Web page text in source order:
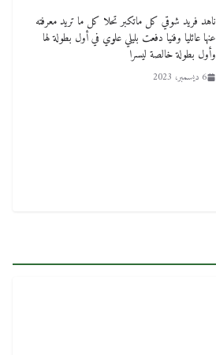
ناهد فريد شوقي كل ماتكبر تحلا كل ما تريد معرفته
عنها عائليا وفنيا دفعت بليلي علوي في أول بطولة لها
وأول بطولة خالصة ليسرا
6 ديسمبر، 2023